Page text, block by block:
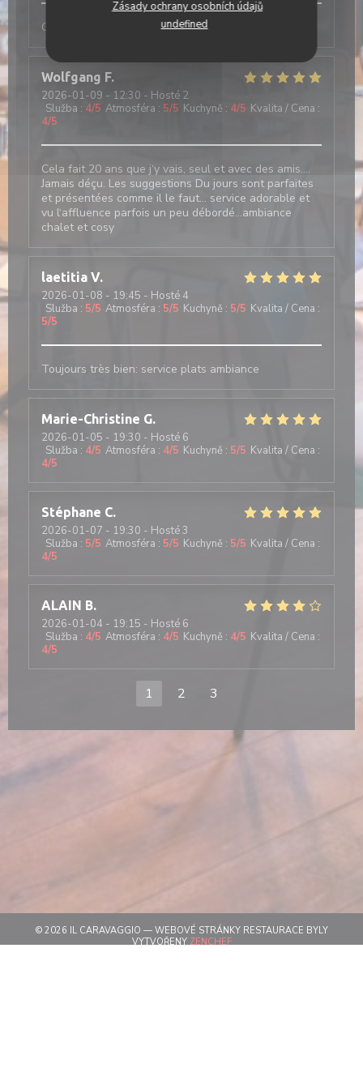
Zásady ochrany osobních údajů
undefined
Comme tjs, convivial et excellent
Wolfgang F
2026-01-09 - 12:30 - Hosté 2
Služba : 4/5 Atmosféra : 5/5 Kuchyně : 4/5 Kvalita / Cena :
4/5
Cela fait 20 ans que j‘y vais, seul et avec des amis….
Jamais déçu. Les suggestions Du jours sont parfaites
et présentées comme il le faut… service adorable et
vu l‘affluence parfois un peu débordé…ambiance
chalet et cosy
laetitia V
2026-01-08 - 19:45 - Hosté 4
Služba : 5/5 Atmosféra : 5/5 Kuchyně : 5/5 Kvalita / Cena :
5/5
Toujours très bien: service plats ambiance
Marie-Christine G
2026-01-05 - 19:30 - Hosté 6
Služba : 4/5 Atmosféra : 4/5 Kuchyně : 5/5 Kvalita / Cena :
4/5
Stéphane C
2026-01-07 - 19:30 - Hosté 3
Služba : 5/5 Atmosféra : 5/5 Kuchyně : 5/5 Kvalita / Cena :
4/5
ALAIN B
2026-01-04 - 19:15 - Hosté 6
Služba : 4/5 Atmosféra : 4/5 Kuchyně : 4/5 Kvalita / Cena :
4/5
1 2 3
© 2026 IL CARAVAGGIO — WEBOVÉ STRÁNKY RESTAURACE BYLY
VYTVOŘENYZENCHEF((OTEVŘE SE V NOVÉM OKNĚ))